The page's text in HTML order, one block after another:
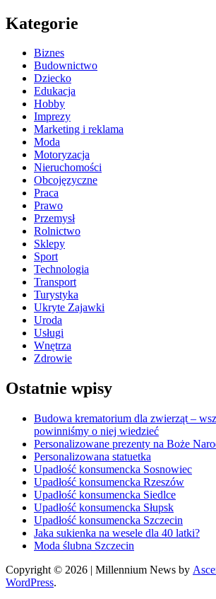
Kategorie
Biznes
Budownictwo
Dziecko
Edukacja
Hobby
Imprezy
Marketing i reklama
Moda
Motoryzacja
Nieruchomości
Obcojęzyczne
Praca
Prawo
Przemysł
Rolnictwo
Sklepy
Sport
Technologia
Transport
Turystyka
Ukryte Zajawki
Uroda
Usługi
Wnętrza
Zdrowie
Ostatnie wpisy
Budowa krematorium dla zwierząt –
powinniśmy o niej wiedzieć
Personalizowane prezenty na Boże
Personalizowana statuetka
Upadłość konsumencka Sosnowiec
Upadłość konsumencka Rzeszów
Upadłość konsumencka Siedlce
Upadłość konsumencka Słupsk
Upadłość konsumencka Szczecin
Jaka sukienka na wesele dla 40 latki?
Moda ślubna Szczecin
Copyright © 2026 | Millennium News by
WordPress.